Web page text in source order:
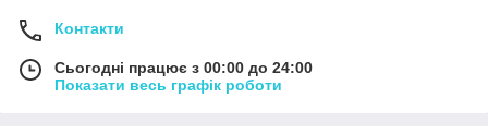
Контакти
Сьогодні працює з 00:00 до 24:00
Показати весь графік роботи